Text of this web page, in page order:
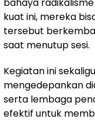
kuat ini, mereka
tersebut
saat menutup sesi.
Kegiatan ini
mengedepankan
serta lembaga
efektif untuk